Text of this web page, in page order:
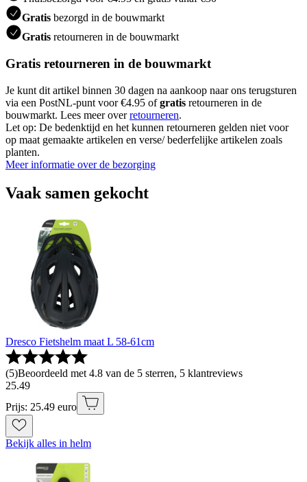
Gratis bezorgd in de bouwmarkt
Gratis retourneren in de bouwmarkt
Gratis retourneren in de bouwmarkt
Je kunt dit artikel binnen 30 dagen na aankoop naar ons terugsturen
via een PostNL-punt voor €4.95 ofgratis retourneren in de
bouwmarkt. Lees meer overretourneren.
Let op: De bedenktijd en het kunnen retourneren gelden niet voor
op maat gemaakte artikelen en verse/ bederfelijke artikelen zoals
planten.
Meer informatie over de bezorging
Vaak samen gekocht
Dresco Fietshelm maat L 58-61cm
(5)Beoordeeld met 4.8 van de 5 sterren, 5 klantreviews
25.49
Prijs: 25.49 euro
Bekijk alles in helm